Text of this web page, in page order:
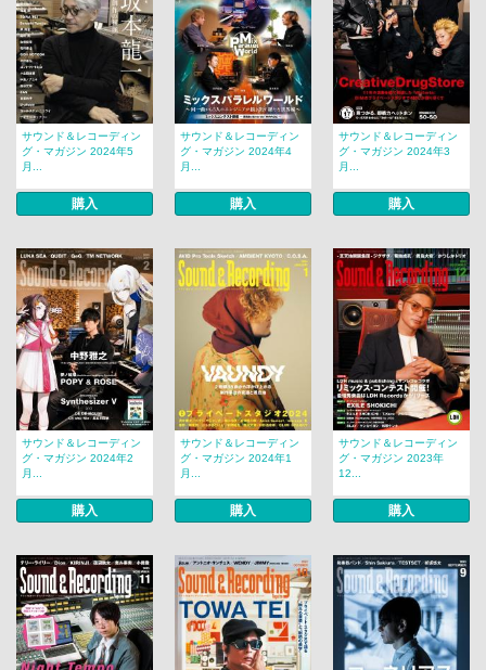
サウンド＆レコーディン
グ・マガジン 2024年5
月...
購入
サウンド＆レコーディン
グ・マガジン 2024年4
月...
購入
サウンド＆レコーディン
グ・マガジン 2024年3
月...
購入
サウンド＆レコーディン
グ・マガジン 2024年2
月...
購入
サウンド＆レコーディン
グ・マガジン 2024年1
月...
購入
サウンド＆レコーディン
グ・マガジン 2023年
12...
購入